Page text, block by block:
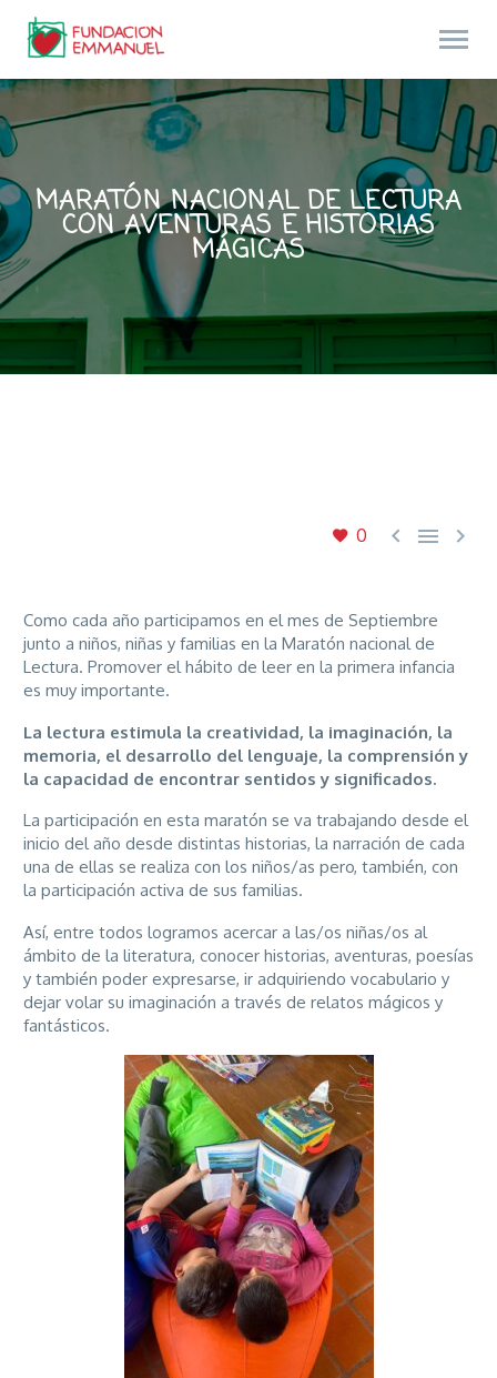
MARATÓN NACIONAL DE LECTURA
CON AVENTURAS E HISTORIAS
MÁGICAS
0   
Como cada año participamos en el mes de Septiembre
junto a niños, niñas y familias en la Maratón nacional de
Lectura. Promover el hábito de leer en la primera infancia
es muy importante.
La lectura estimula la creatividad, la imaginación, la
memoria, el desarrollo del lenguaje, la comprensión y
la capacidad de encontrar sentidos y significados.
La participación en esta maratón se va trabajando desde el
inicio del año desde distintas historias, la narración de cada
una de ellas se realiza con los niños/as pero, también, con
la participación activa de sus familias.
Así, entre todos logramos acercar a las/os niñas/os al
ámbito de la literatura, conocer historias, aventuras, poesías
y también poder expresarse, ir adquiriendo vocabulario y
dejar volar su imaginación a través de relatos mágicos y
fantásticos.